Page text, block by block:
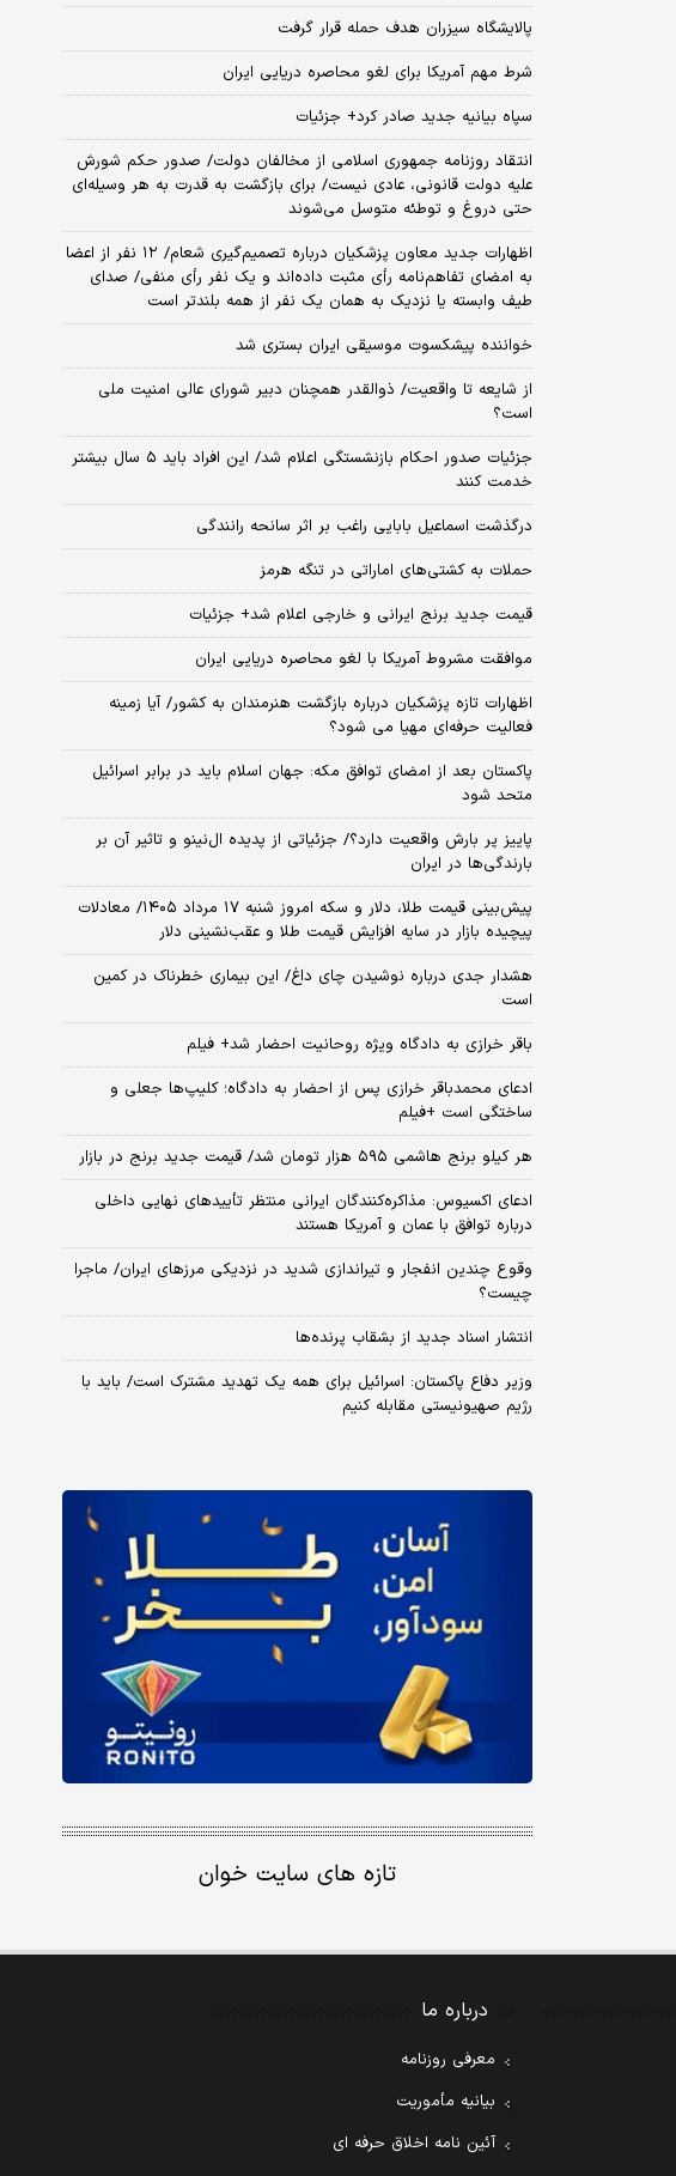
پالایشگاه سیزران هدف حمله قرار گرفت
شرط مهم آمریکا برای لغو محاصره دریایی ایران
سپاه بیانیه جدید صادر کرد+ جزئیات
انتقاد روزنامه جمهوری اسلامی از مخالفان دولت/ صدور حکم شورش
علیه دولت قانونی، عادی نیست/ برای بازگشت به قدرت به هر وسیله‌ای
حتی دروغ و توطئه متوسل می‌شوند
اظهارات جدید معاون پزشکیان درباره تصمیم‌گیری شعام/ ۱۲ نفر از اعضا
به امضای تفاهم‌نامه رأی مثبت داده‌اند و یک نفر رأی منفی/ صدای
طیف وابسته یا نزدیک به همان یک نفر از همه بلندتر است
خواننده پیشکسوت موسیقی ایران بستری شد
از شایعه تا واقعیت/ ذوالقدر همچنان دبیر شورای ‌عالی امنیت ملی
است؟
جزئیات صدور احکام بازنشستگی اعلام شد/ این افراد باید ۵ سال بیشتر
خدمت کنند
درگذشت اسماعیل بابایی راغب بر اثر سانحه رانندگی
حملات به کشتی‌های اماراتی در تنگه هرمز
قیمت جدید برنج ایرانی و خارجی اعلام شد+ جزئیات
موافقت مشروط آمریکا با لغو محاصره دریایی ایران
اظهارات تازه پزشکیان درباره بازگشت هنرمندان به کشور/ آیا زمینه
فعالیت حرفه‌ای مهیا می شود؟
پاکستان بعد از امضای توافق مکه: جهان اسلام باید در برابر اسرائیل
متحد شود
پاییز پر بارش واقعیت دارد؟/ جزئیاتی از پدیده ال‌نینو و تاثیر آن بر
بارندگی‌ها در ایران
پیش‌بینی قیمت طلا، دلار و سکه امروز شنبه ۱۷ مرداد ۱۴۰۵/ معادلات
پیچیده بازار در سایه افزایش قیمت طلا و عقب‌نشینی دلار
هشدار جدی درباره نوشیدن چای داغ/ این بیماری خطرناک در کمین
است
باقر خرازی به دادگاه ویژه روحانیت احضار شد+ فیلم
ادعای محمدباقر خرازی پس از احضار به دادگاه؛ کلیپ‌ها جعلی و
ساختگی است +فیلم
هر کیلو برنج هاشمی ۵۹۵ هزار تومان شد/ قیمت جدید برنج در بازار
ادعای اکسیوس: مذاکره‌کنندگان ایرانی منتظر تأییدهای نهایی داخلی
درباره توافق با عمان و آمریکا هستند
وقوع چندین انفجار و تیراندازی شدید در نزدیکی مرز‌های ایران/ ماجرا
چیست؟
انتشار اسناد جدید از بشقاب پرنده‌ها
وزیر دفاع پاکستان: اسرائیل برای همه یک تهدید مشترک است/ باید با
رژیم صهیونیستی مقابله کنیم
تازه های سایت خوان
درباره ما
معرفی روزنامه
بیانیه مأموریت
آئین نامه اخلاق حرفه ای